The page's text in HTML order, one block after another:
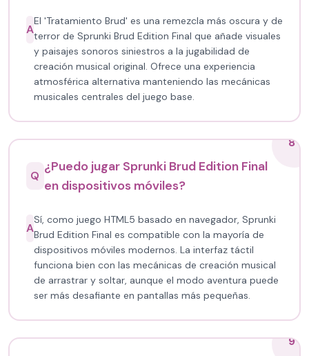
A
El 'Tratamiento Brud' es una remezcla más oscura y de
terror de Sprunki Brud Edition Final que añade visuales
y paisajes sonoros siniestros a la jugabilidad de
creación musical original. Ofrece una experiencia
atmosférica alternativa manteniendo las mecánicas
musicales centrales del juego base.
8
Q
¿Puedo jugar Sprunki Brud Edition Final
en dispositivos móviles?
A
Sí, como juego HTML5 basado en navegador, Sprunki
Brud Edition Final es compatible con la mayoría de
dispositivos móviles modernos. La interfaz táctil
funciona bien con las mecánicas de creación musical
de arrastrar y soltar, aunque el modo aventura puede
ser más desafiante en pantallas más pequeñas.
9